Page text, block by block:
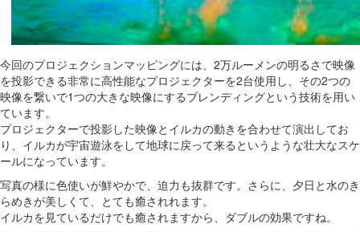
今回のプロジェクションマッピングには、2万ルーメンの明るさで映像
を投影できる非常に高性能なプロジェクターを2台使用し、その2つの
映像を繋いで1つの大きな映像にするブレンディングという技術を用い
ています。
プロジェクターで投影した映像とイルカの動きを合わせて演出してお
り、イルカが宇宙遊泳をして地球に戻って来るというような壮大なスケ
ールになっています。
写真の様に色使いが鮮やかで、迫力も抜群です。さらに、夕日と水のき
らめきが美しくて、とても癒されれます。
イルカを見ているだけでも癒されますから、ダブルの効果ですね。